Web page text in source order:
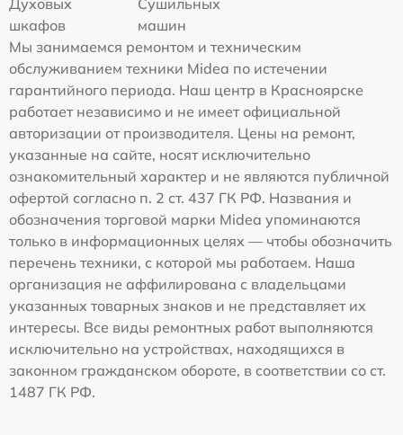
шкафов
машин
Мы занимаемся ремонтом и техническим
обслуживанием техники Midea по истечении
гарантийного периода. Наш центр в Красноярске
работает независимо и не имеет официальной
авторизации от производителя. Цены на ремонт,
указанные на сайте, носят исключительно
ознакомительный характер и не являются публичной
офертой согласно п. 2 ст. 437 ГК РФ. Названия и
обозначения торговой марки Midea упоминаются
только в информационных целях — чтобы обозначить
перечень техники, с которой мы работаем. Наша
организация не аффилирована с владельцами
указанных товарных знаков и не представляет их
интересы. Все виды ремонтных работ выполняются
исключительно на устройствах, находящихся в
законном гражданском обороте, в соответствии со ст.
1487 ГК РФ.